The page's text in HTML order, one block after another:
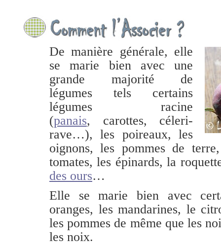
De manière générale, elle
se marie bien avec une
grande majorité de
légumes tels certains
légumes racine
(panais, carottes, céleri-
rave…), les poireaux, les
oignons, les pommes de
tomates, les épinards, la
des ours…
Elle se marie bien avec
oranges, les mandarines, le
les pommes de même que les
les noix.